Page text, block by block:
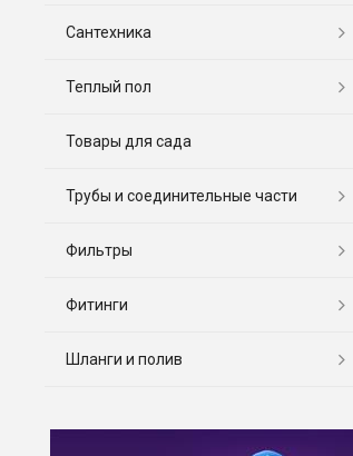
Сантехника
Теплый пол
Товары для сада
Трубы и соединительные части
Фильтры
Фитинги
Шланги и полив